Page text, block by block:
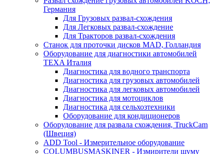
Германия
Для Грузовых развал-схождения
Для Легковых развал-схождение
Для Тракторов развал-схождения
Станок для проточки дисков MAD, Голландия
Оборудование для диагностики автомобилей
TEXA Италия
Диагностика для водного транспорта
Диагностика для грузовых автомобилей
Диагностика для легковых автомобилей
Диагностика для мотоциклов
Диагностика для сельхозтехники
Оборудование для кондиционеров
Оборудование для развала схождения, TruckCam
(Швеция)
ADD Tool - Измерительное оборудование
COLUMBUSMASKINER - Измирители шуму